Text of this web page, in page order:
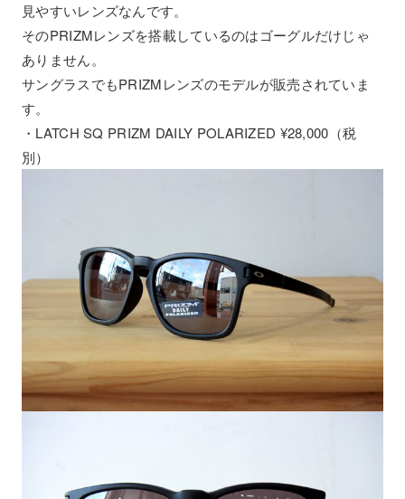
見やすいレンズなんです。
そのPRIZMレンズを搭載しているのはゴーグルだけじゃ
ありません。
サングラスでもPRIZMレンズのモデルが販売されていま
す。
・LATCH SQ PRIZM DAILY POLARIZED ¥28,000（税
別）